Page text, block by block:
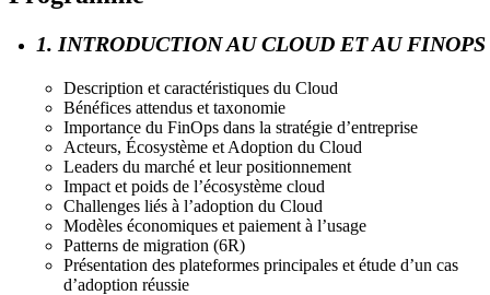
1. INTRODUCTION AU CLOUD ET AU FINOPS
Description et caractéristiques du Cloud
Bénéfices attendus et taxonomie
Importance du FinOps dans la stratégie d’entreprise
Acteurs, Écosystème et Adoption du Cloud
Leaders du marché et leur positionnement
Impact et poids de l’écosystème cloud
Challenges liés à l’adoption du Cloud
Modèles économiques et paiement à l’usage
Patterns de migration (6R)
Présentation des plateformes principales et étude d’un cas
d’adoption réussie